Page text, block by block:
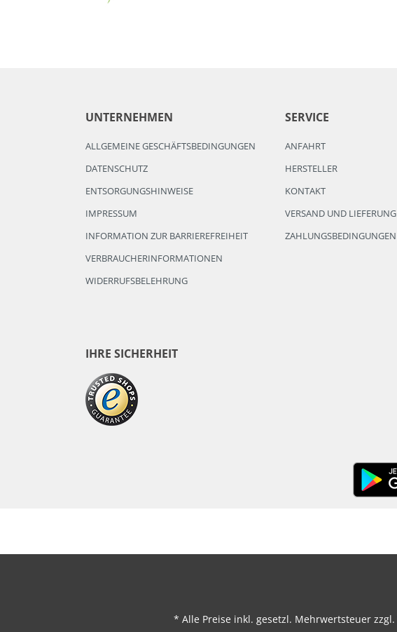
UNTERNEHMEN
ALLGEMEINE GESCHÄFTSBEDINGUNGEN
DATENSCHUTZ
ENTSORGUNGSHINWEISE
IMPRESSUM
INFORMATION ZUR BARRIEREFREIHEIT
VERBRAUCHERINFORMATIONEN
WIDERRUFSBELEHRUNG
SERVICE
ANFAHRT
HERSTELLER
KONTAKT
VERSAND UND LIEFERUNG
ZAHLUNGSBEDINGUNGEN
IHRE SICHERHEIT
* Alle Preise inkl. gesetzl. Mehrwertsteuer zzgl.